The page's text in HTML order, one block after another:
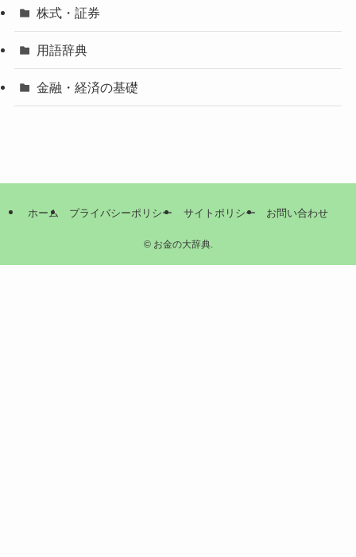
株式・証券
用語辞典
金融・経済の基礎
ホーム プライバシーポリシー サイトポリシー お問い合わせ
©お金の大辞典.